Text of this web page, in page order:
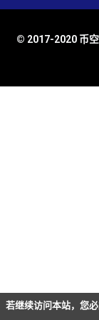
© 2017-2020 币
若继续访问本站，您